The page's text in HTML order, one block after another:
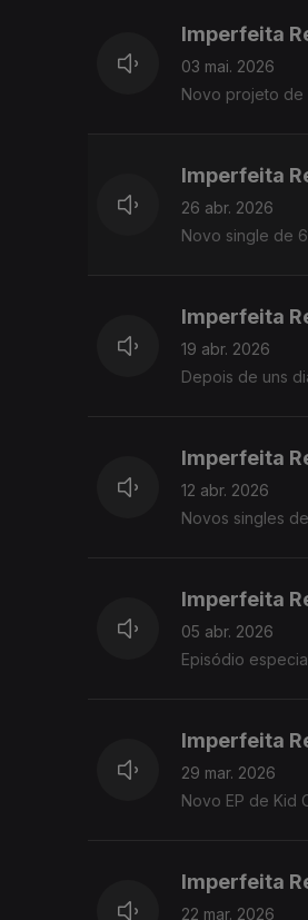
Imperfeita
03 mai. 2026
Novo projeto de
Imperfeita
26 abr. 2026
Novo single de
Imperfeita
19 abr. 2026
Depois de uns
Imperfeita
12 abr. 2026
Novos singles
Imperfeita
05 abr. 2026
Episódio
Imperfeita
29 mar. 2026
Novo EP de Kid
Imperfeita
22 mar. 2026